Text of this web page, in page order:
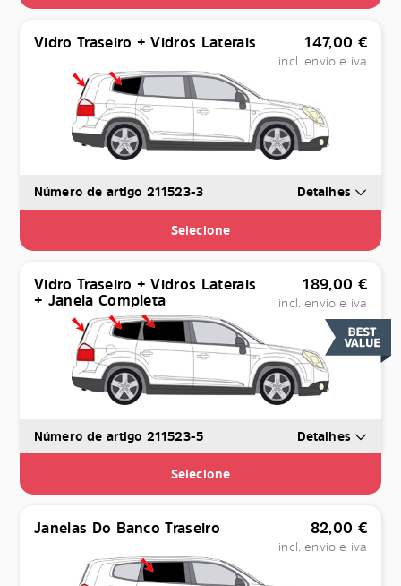
Vidro Traseiro + Vidros Laterais 147,00 €
incl. envio e iva
Número de artigo 211523-3 Detalhes
Selecione
Vidro Traseiro + Vidros Laterais
+ Janela Completa
189,00 €
incl. envio e iva
Número de artigo 211523-5 Detalhes
Selecione
Janelas Do Banco Traseiro 82,00 €
incl. envio e iva